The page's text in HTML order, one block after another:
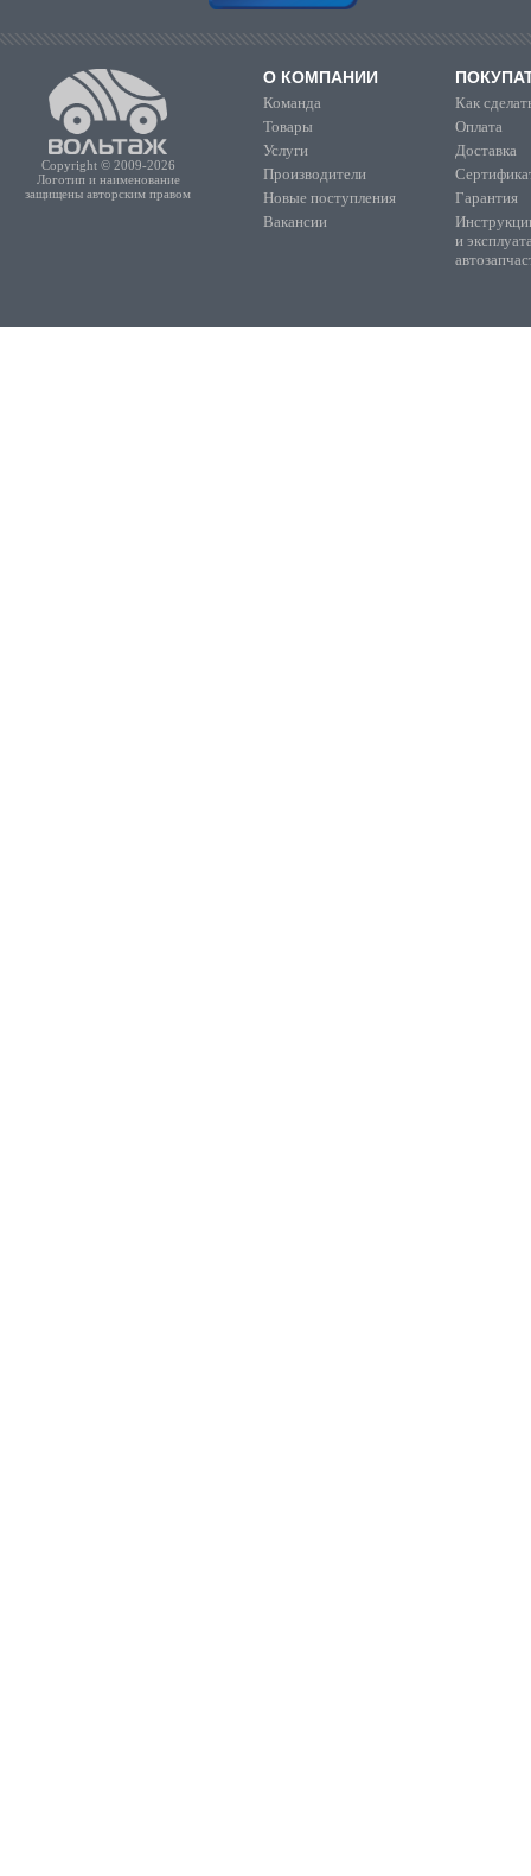
Copyright © 2009-2026
Логотип и наименование
защищены авторским правом
О КОМПАНИИ
Команда
Товары
Услуги
Производители
Новые поступления
Вакансии
Как
Оплата
Доставка
Гарантия
и